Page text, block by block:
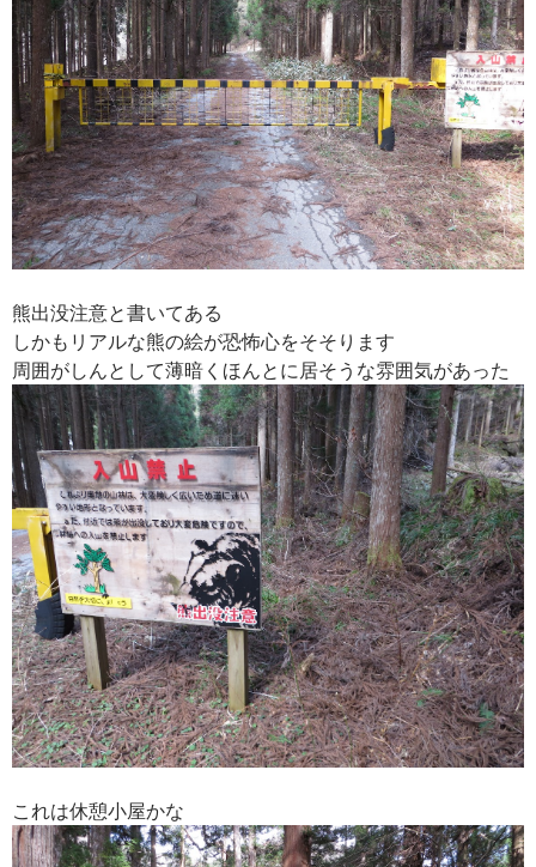
熊出没注意と書いてある
しかもリアルな熊の絵が恐怖心をそそります
周囲がしんとして薄暗くほんとに居そうな雰囲気があった
これは休憩小屋かな